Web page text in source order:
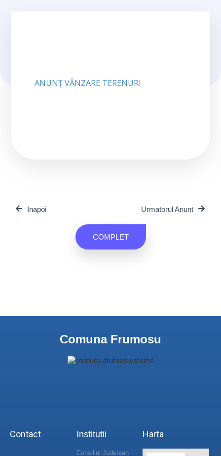
ANUNȚ VÂNZARE TERENURI
Inapoi Urmatorul Anunt
COMPLET
Comuna Frumosu
Contact Institutii
Consiliul Judetean
Harta